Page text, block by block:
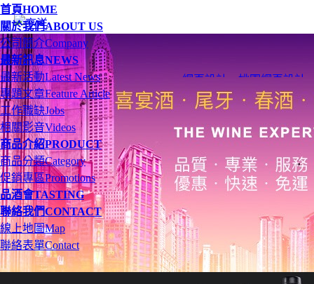
首頁HOME
關於我們ABOUT US
公司簡介Company
最新訊息NEWS
最新活動Latest News
專題文章Feature Article
工作職缺Jobs
相關影音Videos
商品介紹PRODUCT
商品分類Category
促銷專區Promotions
品酒會TASTING
聯絡我們CONTACT
線上地圖Map
聯絡表單Contact
網頁設計 桃園網頁設計